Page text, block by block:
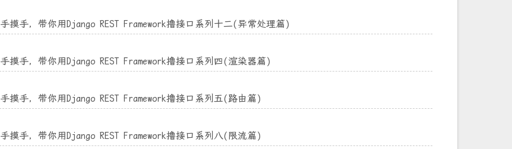
手摸手，带你用Django REST Framework撸接口系列十二(异常处理篇)
手摸手，带你用Django REST Framework撸接口系列四(渲染器篇)
手摸手，带你用Django REST Framework撸接口系列五(路由篇)
手摸手，带你用Django REST Framework撸接口系列八(限流篇)